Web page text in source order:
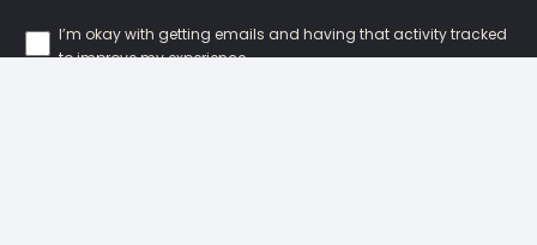
I’m okay with getting emails and having that activity tracked
to improve my experience.